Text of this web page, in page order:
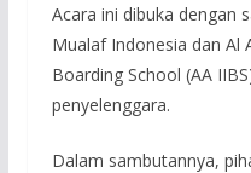
Acara ini dibuka dengan
Mualaf Indonesia dan Al
Boarding School (AA
penyelenggara.
Dalam sambutannya,